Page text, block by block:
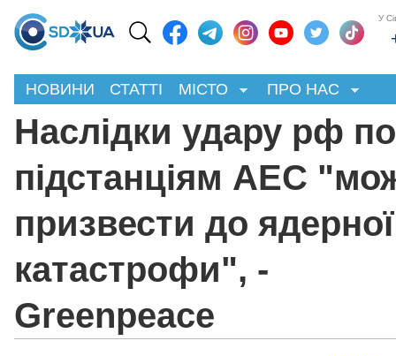
У
НОВИНИ СТАТТІ МІСТО ПРО НАС
Наслідки удару рф по
підстанціям АЕС
призвести до ядерної
катастрофи", -
Greenpeace